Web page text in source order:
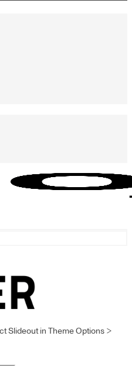
Slideout in Theme Options >